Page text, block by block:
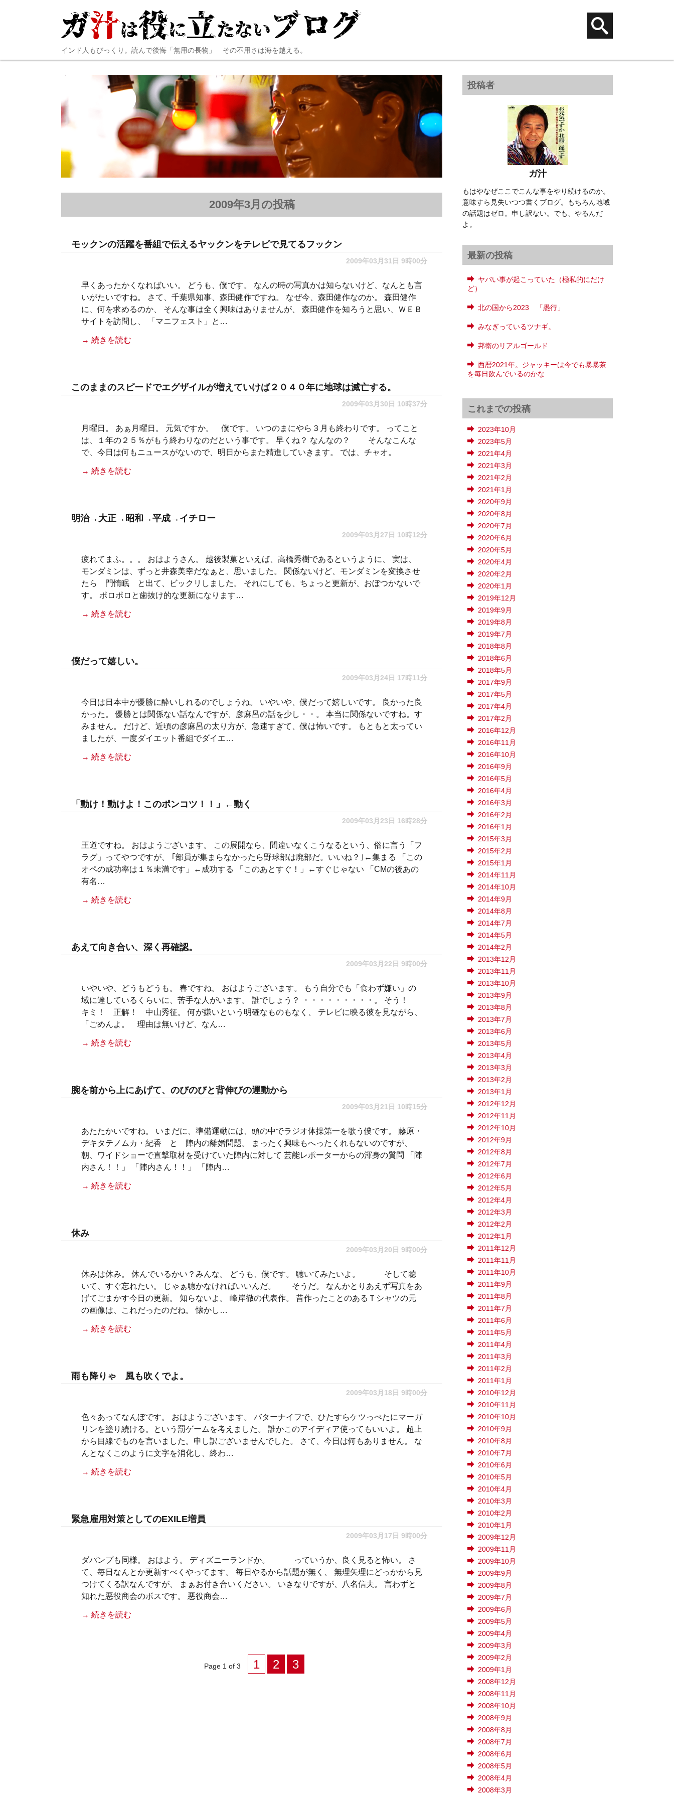
インド人もびっくり。読んで後悔「無用の長物」 その不用さは海を越える。
2009年3月の投稿
モックンの活躍を番組で伝えるヤックンをテレビで見てるフックン
2009年03月31日 9時00分
早くあったかくなればいい。 どうも、僕です。 なんの時の写真かは知らないけど、なんとも言
いがたいですね。 さて、千葉県知事、森田健作ですね。 なぜ今、森田健作なのか。 森田健作
に、何を求めるのか、 そんな事は全く興味はありませんが、 森田健作を知ろうと思い、ＷＥＢ
サイトを訪問し、 「マニフェスト」と…
→ 続きを読む
このままのスピードでエグザイルが増えていけば２０４０年に地球は滅亡する。
2009年03月30日 10時37分
月曜日。 あぁ月曜日。 元気ですか。 僕です。 いつのまにやら３月も終わりです。 ってこと
は、１年の２５％がもう終わりなのだという事です。 早くね？ なんなの？ そんなこんな
で、今日は何もニュースがないので、明日からまた精進していきます。 では、チャオ。
→ 続きを読む
明治→大正→昭和→平成→イチロー
2009年03月27日 10時12分
疲れてまふ。。。 おはようさん。 越後製菓といえば、高橋秀樹であるというように、 実は、
モンダミンは、ずっと井森美幸だなぁと、思いました。 関係ないけど、モンダミンを変換させ
たら 門惰眠 と出て、ビックリしました。 それにしても、ちょっと更新が、おぼつかないで
す。 ポロポロと歯抜け的な更新になります…
→ 続きを読む
僕だって嬉しい。
2009年03月24日 17時11分
今日は日本中が優勝に酔いしれるのでしょうね。 いやいや、僕だって嬉しいです。 良かった良
かった。 優勝とは関係ない話なんですが、彦麻呂の話を少し・・。 本当に関係ないですね。す
みません。 だけど、近頃の彦麻呂の太り方が、急速すぎて、僕は怖いです。 もともと太ってい
ましたが、一度ダイエット番組でダイエ…
→ 続きを読む
「動け！動けよ！このポンコツ！！」←動く
2009年03月23日 16時28分
王道ですね。 おはようございます。 この展開なら、間違いなくこうなるという、俗に言う「フ
ラグ」ってやつですが、 ｢部員が集まらなかったら野球部は廃部だ。いいね？｣←集まる 「この
オペの成功率は１％未満です」←成功する 「このあとすぐ！」←すぐじゃない 「CMの後あの
有名…
→ 続きを読む
あえて向き合い、深く再確認。
2009年03月22日 9時00分
いやいや、どうもどうも。 春ですね。 おはようございます。 もう自分でも「食わず嫌い」の
域に達しているくらいに、苦手な人がいます。 誰でしょう？ ・・・・・・・・・。 そう！
キミ！ 正解！ 中山秀征。 何が嫌いという明確なものもなく、 テレビに映る彼を見ながら、
「ごめんよ。 理由は無いけど、なん…
→ 続きを読む
腕を前から上にあげて、のびのびと背伸びの運動から
2009年03月21日 10時15分
あたたかいですね。 いまだに、準備運動には、頭の中でラジオ体操第一を歌う僕です。 藤原・
デキタテノムカ・紀香 と 陣内の離婚問題。 まったく興味もへったくれもないのですが、
朝、ワイドショーで直撃取材を受けていた陣内に対して 芸能レポーターからの渾身の質問 「陣
内さん！！」 「陣内さん！！」 「陣内…
→ 続きを読む
休み
2009年03月20日 9時00分
休みは休み。 休んでいるかい？みんな。 どうも、僕です。 聴いてみたいよ。 そして聴
いて、すぐ忘れたい。 じゃぁ聴かなければいいんだ。 そうだ。 なんかとりあえず写真をあ
げてごまかす今日の更新。 知らないよ。 峰岸徹の代表作。 昔作ったことのあるＴシャツの元
の画像は、これだったのだね。 懐かし…
→ 続きを読む
雨も降りゃ 風も吹くでよ。
2009年03月18日 9時00分
色々あってなんぼです。 おはようございます。 バターナイフで、ひたすらケツっぺたにマーガ
リンを塗り続ける。という罰ゲームを考えました。 誰かこのアイディア使ってもいいよ。 超上
から目線でものを言いました。申し訳ございませんでした。 さて、今日は何もありません。 な
んとなくこのように文字を消化し、終わ…
→ 続きを読む
緊急雇用対策としてのEXILE増員
2009年03月17日 9時00分
ダパンプも同様。 おはよう。 ディズニーランドか。 っていうか、良く見ると怖い。 さ
て、毎日なんとか更新すべくやってます。 毎日やるから話題が無く、 無理矢理にどっかから見
つけてくる訳なんですが、 まぁお付き合いください。 いきなりですが、八名信夫。 言わずと
知れた悪役商会のボスです。 悪役商会…
→ 続きを読む
Page 1 of 3 1 2 3
投稿者
ガ汁
もはやなぜここでこんな事をやり続けるのか。
意味すら見失いつつ書くブログ。もちろん地域
の話題はゼロ。申し訳ない。でも、やるんだ
よ。
最新の投稿
ヤバい事が起こっていた（極私的にだけ
ど）
北の国から2023 「愚行」
みなぎっているツナギ。
邦衛のリアルゴールド
西暦2021年。ジャッキーは今でも暴暴茶
を毎日飲んでいるのかな
これまでの投稿
2023年10月
2023年5月
2021年4月
2021年3月
2021年2月
2021年1月
2020年9月
2020年8月
2020年7月
2020年6月
2020年5月
2020年4月
2020年2月
2020年1月
2019年12月
2019年9月
2019年8月
2019年7月
2018年8月
2018年6月
2018年5月
2017年9月
2017年5月
2017年4月
2017年2月
2016年12月
2016年11月
2016年10月
2016年9月
2016年5月
2016年4月
2016年3月
2016年2月
2016年1月
2015年3月
2015年2月
2015年1月
2014年11月
2014年10月
2014年9月
2014年8月
2014年7月
2014年5月
2014年2月
2013年12月
2013年11月
2013年10月
2013年9月
2013年8月
2013年7月
2013年6月
2013年5月
2013年4月
2013年3月
2013年2月
2013年1月
2012年12月
2012年11月
2012年10月
2012年9月
2012年8月
2012年7月
2012年6月
2012年5月
2012年4月
2012年3月
2012年2月
2012年1月
2011年12月
2011年11月
2011年10月
2011年9月
2011年8月
2011年7月
2011年6月
2011年5月
2011年4月
2011年3月
2011年2月
2011年1月
2010年12月
2010年11月
2010年10月
2010年9月
2010年8月
2010年7月
2010年6月
2010年5月
2010年4月
2010年3月
2010年2月
2010年1月
2009年12月
2009年11月
2009年10月
2009年9月
2009年8月
2009年7月
2009年6月
2009年5月
2009年4月
2009年3月
2009年2月
2009年1月
2008年12月
2008年11月
2008年10月
2008年9月
2008年8月
2008年7月
2008年6月
2008年5月
2008年4月
2008年3月